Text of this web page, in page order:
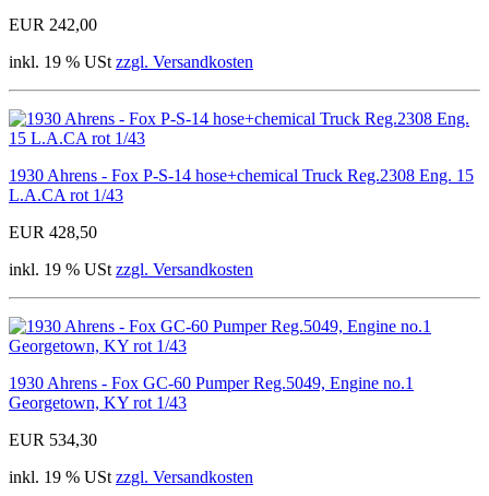
EUR 242,00
inkl. 19 % USt zzgl. Versandkosten
1930 Ahrens - Fox P-S-14 hose+chemical Truck Reg.2308 Eng. 15
L.A.CA rot 1/43
EUR 428,50
inkl. 19 % USt zzgl. Versandkosten
1930 Ahrens - Fox GC-60 Pumper Reg.5049, Engine no.1
Georgetown, KY rot 1/43
EUR 534,30
inkl. 19 % USt zzgl. Versandkosten